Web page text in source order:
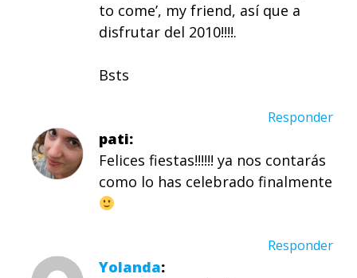
to come’, my friend, así que a
disfrutar del 2010!!!!.
Bsts
Responder
pati
Felices fiestas!!!!!! ya nos contarás
como lo has celebrado finalmente
Responder
Yolanda